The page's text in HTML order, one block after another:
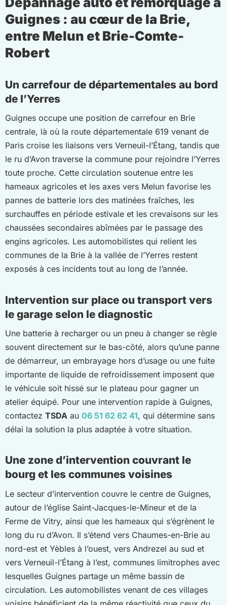
Guignes : au cœur de la Brie,
entre Melun et Brie-Comte-
Robert
Un carrefour de départementales au bord
de l’Yerres
Guignes occupe une position de carrefour en Brie
centrale, là où la route départementale 619 venant de
Paris croise les liaisons vers Verneuil-l’Étang, tandis que
le ru d’Avon traverse la commune pour rejoindre l’Yerres
toute proche. Cette circulation soutenue entre les
hameaux agricoles et les axes vers Melun favorise les
pannes de batterie lors des matinées fraîches, les
surchauffes en période estivale et les crevaisons sur les
chaussées secondaires abîmées par le passage des
engins agricoles. Les automobilistes qui relient les
communes de la Brie à la vallée de l’Yerres restent
exposés à ces incidents tout au long de l’année.
Intervention sur place ou transport vers
le garage selon le diagnostic
Une batterie à recharger ou un pneu à changer se règle
souvent directement sur le bas-côté, alors qu’une panne
de démarreur, un embrayage hors d’usage ou une fuite
importante de liquide de refroidissement imposent que
le véhicule soit hissé sur le plateau pour gagner un
atelier équipé. Pour une intervention rapide à Guignes,
contactez TSDA au 06 51 62 62 41, qui détermine sans
délai la solution la plus adaptée à votre situation.
Une zone d’intervention couvrant le
bourg et les communes voisines
Le secteur d’intervention couvre le centre de Guignes,
autour de l’église Saint-Jacques-le-Mineur et de la
Ferme de Vitry, ainsi que les hameaux qui s’égrènent le
long du ru d’Avon. Il s’étend vers Chaumes-en-Brie au
nord-est et Yèbles à l’ouest, vers Andrezel au sud et
vers Verneuil-l’Étang à l’est, communes limitrophes avec
lesquelles Guignes partage un même bassin de
circulation. Les automobilistes venant de ces villages